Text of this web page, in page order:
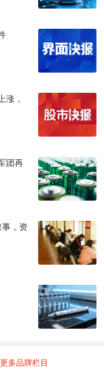
涨，
团再
，资
多品牌栏目